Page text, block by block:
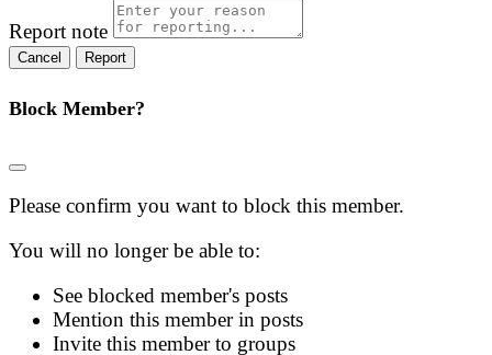
Report note
Report
Block Member?
Please confirm you want to block this member.
You will no longer be able to:
See blocked member's posts
Mention this member in posts
Invite this member to groups